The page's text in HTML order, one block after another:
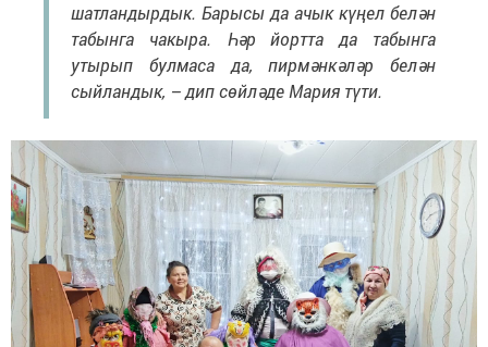
шатландырдык. Барысы да ачык күңел белән
табынга чакыра. Һәр йортта да табынга
утырып булмаса да, пирмәнкәләр белән
сыйландык, – дип сөйләде Мария түти.